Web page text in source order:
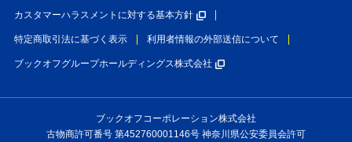
カスタマーハラスメントに対する基本方針
特定商取引法に基づく表示 利用者情報の外部送信について
ブックオフグループホールディングス株式会社
ブックオフコーポレーション株式会社
古物商許可番号 第452760001146号 神奈川県公安委員会許可